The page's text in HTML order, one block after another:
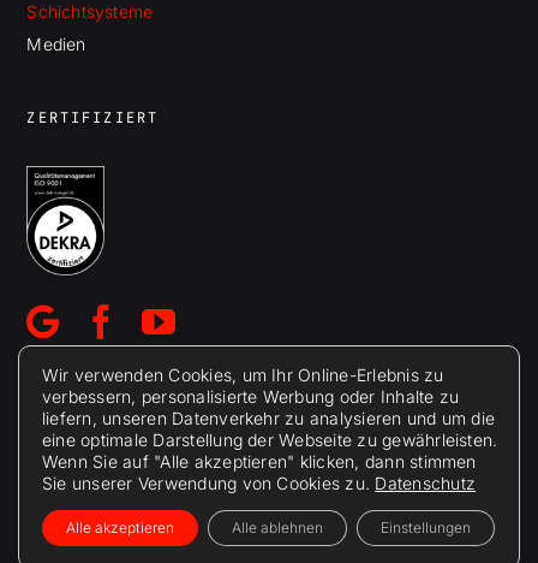
Schichtsysteme
Medien
ZERTIFIZIERT
© 2026 Berolina Metallspritztechnik Wesnigk GmbH
Impressum Datenschutzerklärung
AGB
Wir verwenden Cookies, um Ihr Online-Erlebnis zu
verbessern, personalisierte Werbung oder Inhalte zu
liefern, unseren Datenverkehr zu analysieren und um die
eine optimale Darstellung der Webseite zu gewährleisten.
Wenn Sie auf "Alle akzeptieren" klicken, dann stimmen
Sie unserer Verwendung von Cookies zu. Datenschutz
Alle akzeptieren Alle ablehnen Einstellungen